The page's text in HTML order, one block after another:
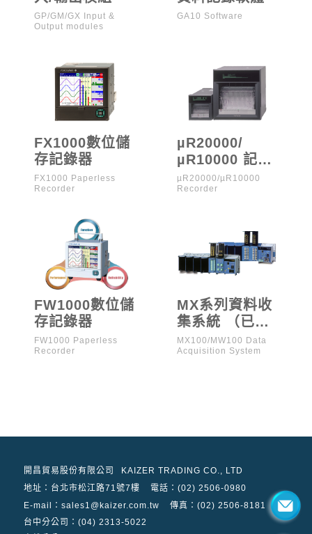
GP/GM/GX Input &
Output modules
GA10 Software
FX1000數位儲
存記錄器
FX1000 Paperless
Recorder
µR20000/
µR10000 記錄
紙式記錄器
µR20000/µR10000
Recorder
FW1000數位儲
存記錄器
FW1000 Paperless
Recorder
MX系列資料收
集系統 （已停
產）
MX100/MW100 Data
Acquisition System
開昌貿易股份有限公司
KAIZER TRADING CO., LTD
地址： 台北市松江路71號7樓
電話：(02) 2506-0980
E-mail：sales1@kaizer.com.tw
傳真：(02) 2506-8181
台中分公司：(04) 2313-5022